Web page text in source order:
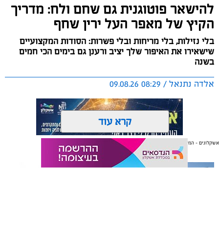
להישאר פוטוגנית גם שחם ולח: מדריך
הקיץ של מאפר העל ירין שחף
בלי נזילות, בלי מריחות ובלי פשרות: הסודות המקצועיים
שישאירו את האיפור שלך יציב ורענן גם בימים הכי חמים
בשנה
אלדה נתנאל / 08:29 09.08.26
ירין שחף
קרא עוד
אשקלונים - המקומון היומי של אשקלון באינטרנט
אולי יעניין אותך גם